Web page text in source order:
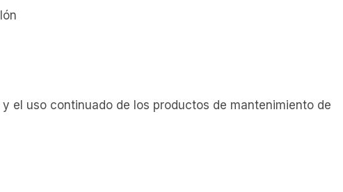
el uso continuado de los productos de mantenimiento de